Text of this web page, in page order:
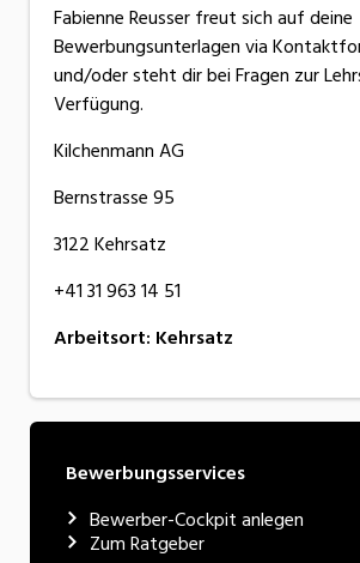
Fabienne Reusser freut sich auf deine
Bewerbungsunterlagen via
und/oder steht dir bei Fragen zur
Verfügung.
Kilchenmann AG
Bernstrasse 95
3122 Kehrsatz
+41 31 963 14 51
Arbeitsort: Kehrsatz
Bewerbungsservices
Bewerber-Cockpit anlegen
Zum Ratgeber